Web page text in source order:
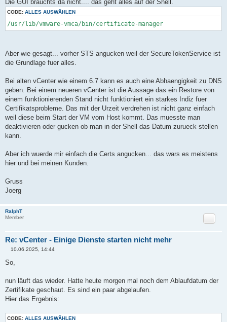
t
r
a
g
Die GUI brauchts da nicht.... das geht alles auf der Shell.
CODE: ALLES AUSWÄHLEN
/usr/lib/vmware-vmca/bin/certificate-manager
Aber wie gesagt... vorher STS angucken weil der SecureTokenService ist
die Grundlage fuer alles.
Bei alten vCenter wie einem 6.7 kann es auch eine Abhaengigkeit zu DNS
geben. Bei einem neueren vCenter ist die Aussage das ein Restore von
einem funktionierenden Stand nicht funktioniert ein starkes Indiz fuer
Certifikatsprobleme. Das mit der Urzeit verdrehen ist nicht ganz einfach
weil diese beim Start der VM vom Host kommt. Das muesste man
deaktivieren oder gucken ob man in der Shell das Datum zurueck stellen
kann.
Aber ich wuerde mir einfach die Certs angucken... das wars es meistens
hier und bei meinen Kunden.
Gruss
Joerg
RalphT
Member
Re: vCenter - Einige Dienste starten nicht mehr
Zitat
e
i
r
a
g
10.06.2025, 14:44
So,
nun läuft das wieder. Hatte heute morgen mal noch dem Ablaufdatum der
Zertifikate geschaut. Es sind ein paar abgelaufen.
Hier das Ergebnis:
CODE: ALLES AUSWÄHLEN